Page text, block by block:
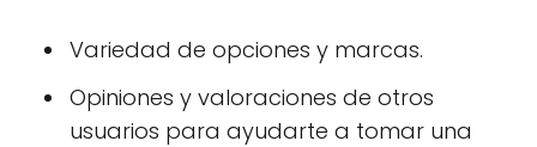
Variedad de opciones y marcas.
Opiniones y valoraciones de otros
usuarios para ayudarte a tomar una